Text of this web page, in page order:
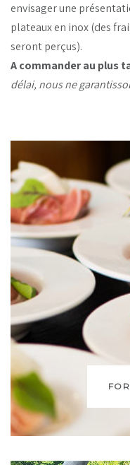
envisager une
plateaux en inox (des
seront perçus).
A commander au plus
délai, nous ne